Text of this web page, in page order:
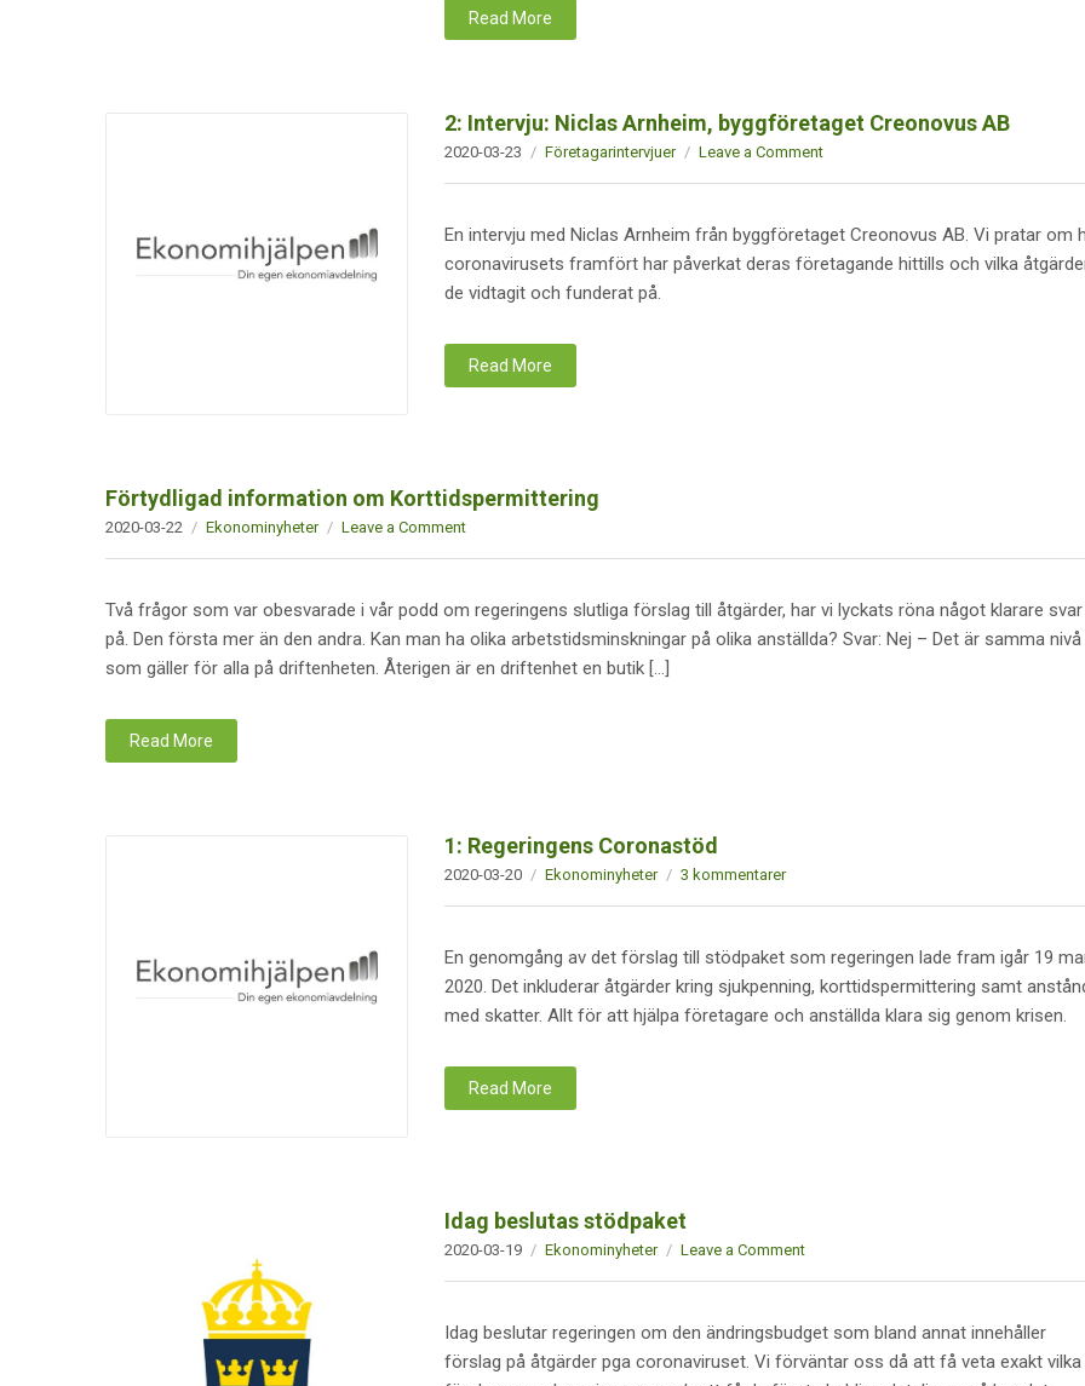
Read More
2: Intervju: Niclas Arnheim, byggföretaget Creonovus AB
2020-03-23 Företagarintervjuer Leave a Comment
En intervju med Niclas Arnheim från byggföretaget Creonovus AB. Vi pratar om
coronavirusets framfört har påverkat deras företagande hittills och vilka
de vidtagit och funderat på.
Read More
Förtydligad information om Korttidspermittering
2020-03-22 Ekonominyheter Leave a Comment
Två frågor som var obesvarade i vår podd om regeringens slutliga förslag till åtgärder, har vi lyckats röna något klarare svar
på. Den första mer än den andra. Kan man ha olika arbetstidsminskningar på olika anställda? Svar: Nej – Det är samma nivå
som gäller för alla på driftenheten. Återigen är en driftenhet en butik […]
Read More
1: Regeringens Coronastöd
2020-03-20 Ekonominyheter 3 kommentarer
En genomgång av det förslag till stödpaket som regeringen lade fram igår 19
2020. Det inkluderar åtgärder kring sjukpenning, korttidspermittering samt
med skatter. Allt för att hjälpa företagare och anställda klara sig genom krisen.
Read More
Idag beslutas stödpaket
2020-03-19 Ekonominyheter Leave a Comment
Idag beslutar regeringen om den ändringsbudget som bland annat innehåller
förslag på åtgärder pga coronaviruset. Vi förväntar oss då att få veta exakt vilka